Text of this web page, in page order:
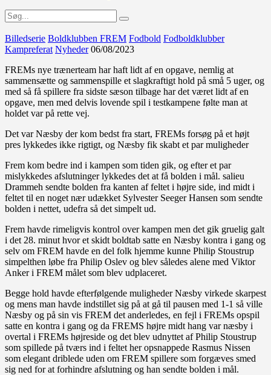
Billedserie Boldklubben FREM Fodbold Fodboldklubber
Kampreferat Nyheder 06/08/2023
FREMs nye trænerteam har haft lidt af en opgave, nemlig at
sammensætte og sammenspille et slagkraftigt hold på små 5 uger, og
med så få spillere fra sidste sæson tilbage har det været lidt af en
opgave, men med delvis lovende spil i testkampene følte man at
holdet var på rette vej.
Det var Næsby der kom bedst fra start, FREMs forsøg på et højt
pres lykkedes ikke rigtigt, og Næsby fik skabt et par muligheder
Frem kom bedre ind i kampen som tiden gik, og efter et par
mislykkedes afslutninger lykkedes det at få bolden i mål. salieu
Drammeh sendte bolden fra kanten af feltet i højre side, ind midt i
feltet til en noget nær udækket Sylvester Seeger Hansen som sendte
bolden i nettet, udefra så det simpelt ud.
Frem havde rimeligvis kontrol over kampen men det gik gruelig galt
i det 28. minut hvor et skidt boldtab satte en Næsby kontra i gang og
selv om FREM havde en del folk hjemme kunne Philip Stoustrup
simpelthen løbe fra Philip Oslev og blev således alene med Viktor
Anker i FREM målet som blev udplaceret.
Begge hold havde efterfølgende muligheder Næsby virkede skarpest
og mens man havde indstillet sig på at gå til pausen med 1-1 så ville
Næsby og på sin vis FREM det anderledes, en fejl i FREMs opspil
satte en kontra i gang og da FREMS højre midt hang var næsby i
overtal i FREMs højreside og det blev udnyttet af Philip Stoustrup
som spillede på tværs ind i feltet her opsnappede Rasmus Nissen
som elegant driblede uden om FREM spillere som forgæves smed
sig ned for at forhindre afslutning og han sendte bolden i mål.